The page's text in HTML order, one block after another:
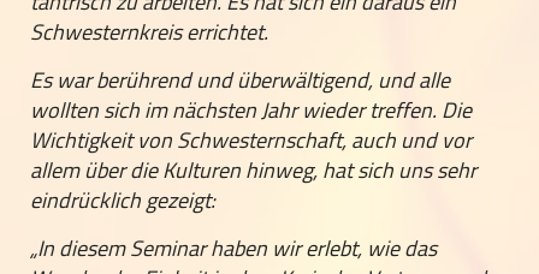
Schwesternkreis errichtet.
Es war berührend und überwältigend, und alle
wollten sich im nächsten Jahr wieder treffen. Die
Wichtigkeit von Schwesternschaft, auch und vor
allem über die Kulturen hinweg, hat sich uns sehr
eindrücklich gezeigt:
„In diesem Seminar haben wir erlebt, wie das